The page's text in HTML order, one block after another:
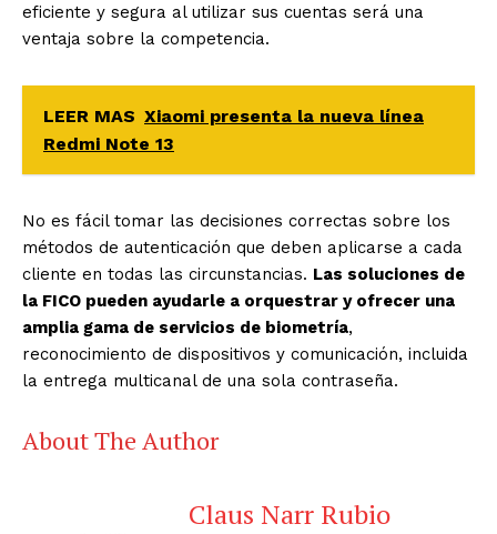
eficiente y segura al utilizar sus cuentas será una
ventaja sobre la competencia.
LEER MAS Xiaomi presenta la nueva línea
Redmi Note 13
No es fácil tomar las decisiones correctas sobre los
métodos de autenticación que deben aplicarse a cada
cliente en todas las circunstancias. Las soluciones de
la FICO pueden ayudarle a orquestrar y ofrecer una
amplia gama de servicios de biometría,
reconocimiento de dispositivos y comunicación, incluida
la entrega multicanal de una sola contraseña.
About The Author
Claus Narr Rubio